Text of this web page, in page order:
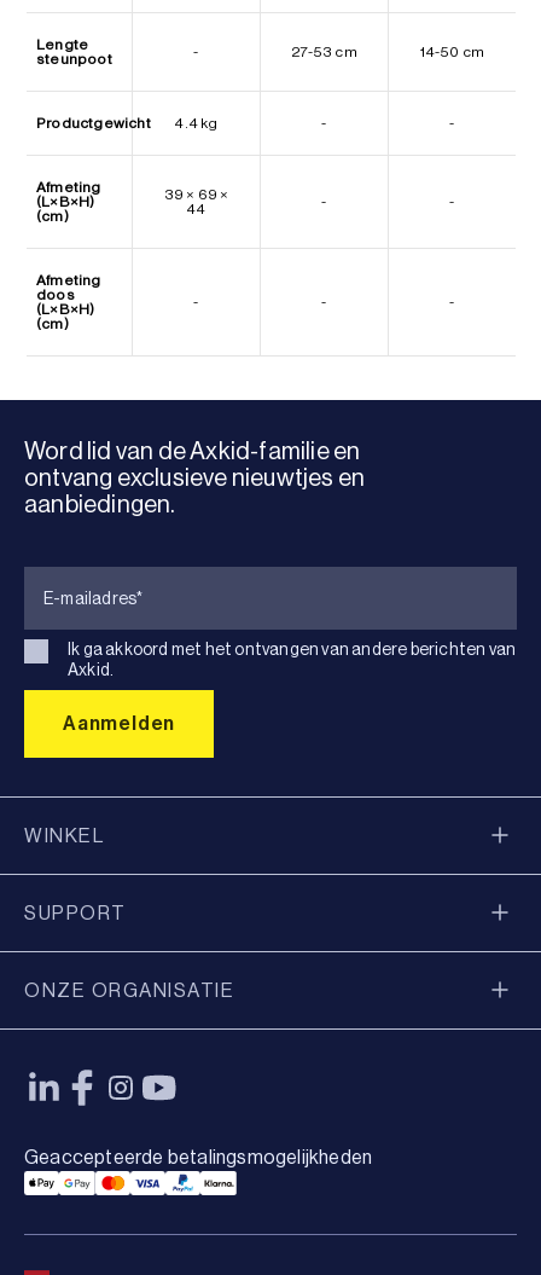
Lengte
steunpoot
- 27-53 cm 14-50 cm
Productgewicht 4.4 kg - -
Afmeting
(L×B×H)
(cm)
39 × 69 ×
44
- -
Afmeting
doos
(L×B×H)
(cm)
- - -
Word lid van de Axkid-familie en
ontvang exclusieve nieuwtjes en
aanbiedingen.
Ik ga akkoord met het ontvangen van andere berichten van
Axkid.
WINKEL
SUPPORT
ONZE ORGANISATIE
Geaccepteerde betalingsmogelijkheden
Applepay Payment
Googlepay Payment
Mastercard Payment
Visa Payment
Paypal Payment
Klarna Payment